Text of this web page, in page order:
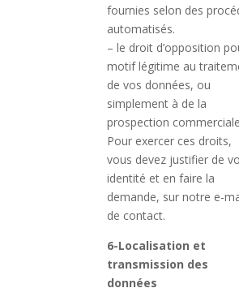
fournies selon des
automatisés.
– le droit d’opposition
motif légitime au
de vos données, ou
simplement à de la
prospection
Pour exercer ces droits,
vous devez justifier de
identité et en faire la
demande, sur notre e-
de contact.
6-Localisation et
transmission des
données